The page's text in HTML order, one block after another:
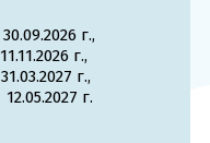
Запитване
30.09.2026 г.,
11.11.2026 г.,
31.03.2027 г.,
12.05.2027 г.